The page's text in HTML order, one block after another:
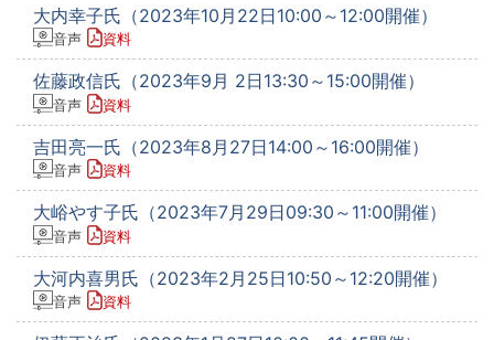
大内幸子氏（2023年10月22日10:00～12:00開催）
音声 資料
佐藤政信氏（2023年9月 2日13:30～15:00開催）
音声 資料
吉田亮一氏（2023年8月27日14:00～16:00開催）
音声 資料
大峪やす子氏（2023年7月29日09:30～11:00開催）
音声 資料
大河内喜男氏（2023年2月25日10:50～12:20開催）
音声 資料